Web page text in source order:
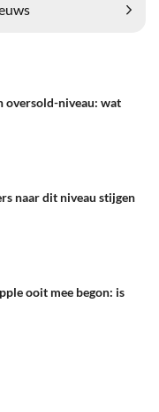
oversold-niveau: wat
naar dit niveau stijgen
ooit mee begon: is